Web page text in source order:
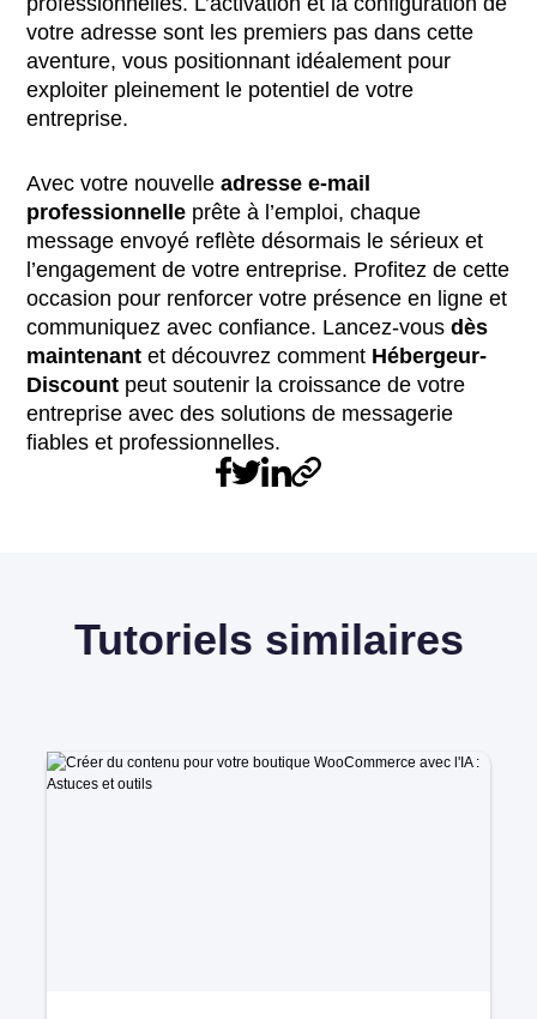
votre adresse sont les premiers pas dans cette
aventure, vous positionnant idéalement pour
exploiter pleinement le potentiel de votre
entreprise.
Avec votre nouvelleadresse e-mail
professionnelle prête à l’emploi, chaque
message envoyé reflète désormais le sérieux et
l’engagement de votre entreprise. Profitez de cette
occasion pour renforcer votre présence en ligne et
communiquez avec confiance. Lancez-vousdès
maintenant et découvrez comment Hébergeur-
Discount peut soutenir la croissance de votre
entreprise avec des solutions de messagerie
fiables et professionnelles.
Tutoriels similaires